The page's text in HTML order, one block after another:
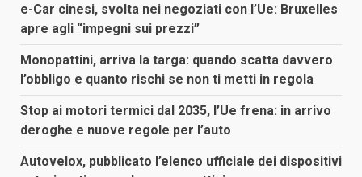
e-Car cinesi, svolta nei negoziati con l’Ue: Bruxelles
apre agli “impegni sui prezzi”
Monopattini, arriva la targa: quando scatta davvero
l’obbligo e quanto rischi se non ti metti in regola
Stop ai motori termici dal 2035, l’Ue frena: in arrivo
deroghe e nuove regole per l’auto
Autovelox, pubblicato l’elenco ufficiale dei dispositivi